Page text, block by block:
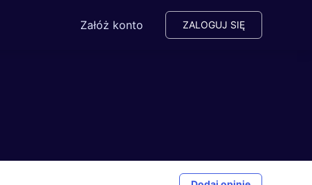
Załóż konto ZALOGUJ SIĘ